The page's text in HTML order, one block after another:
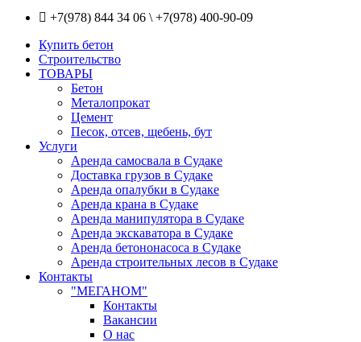
+7(978) 844 34 06 \ +7(978) 400-90-09
Купить бетон
Строительство
ТОВАРЫ
Бетон
Металопрокат
Цемент
Песок, отсев, щебень, бут
Услуги
Аренда самосвала в Судаке
Доставка грузов в Судаке
Аренда опалубки в Судаке
Аренда крана в Судаке
Аренда манипулятора в Судаке
Аренда экскаватора в Судаке
Аренда бетононасоса в Судаке
Аренда строительных лесов в Судаке
Контакты
"МЕГАНОМ"
Контакты
Вакансии
О нас